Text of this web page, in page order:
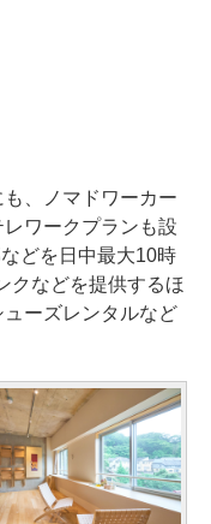
、ノマドワーカー
ワークプランも設
どを日中最大10時
クなどを提供するほ
ーズレンタルなど